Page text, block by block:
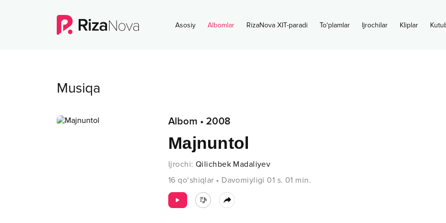
Asosiy Albomlar RizaNova XIT-paradi To‘plamlar Ijrochilar Kliplar
Musiqa
Albom • 2008
Majnuntol
Ijrochi: Qilichbek Madaliyev
16 qo‘shiqlar • Davomiyligi 01 s. 01 min.